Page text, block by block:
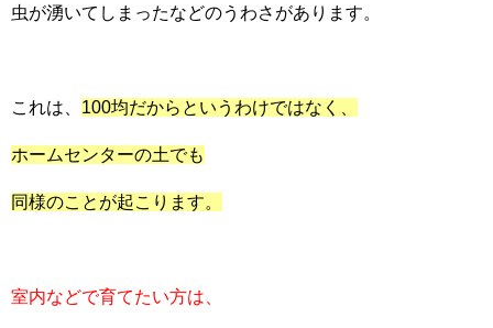
虫が湧いてしまったなどのうわさがあります。
これは、 100均だからというわけではなく、
ホームセンターの土でも
同様のことが起こります。
室内などで育てたい方は、